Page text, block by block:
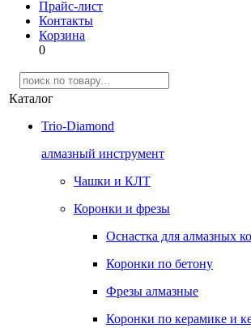
Прайс-лист
Контакты
Корзина
0
Каталог
Trio-Diamond
алмазный инструмент
Чашки и КЛТ
Коронки и фрезы
Оснастка для алмазных
Коронки по бетону
Фрезы алмазные
Коронки по керамике и